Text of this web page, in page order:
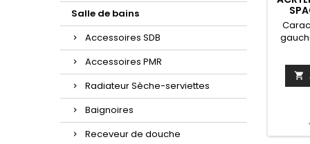
Salle de bains
Accessoires SDB
Accessoires PMR
Radiateur Sèche-serviettes
Baignoires
Receveur de douche
kg
inclus
;
appui-
kit
